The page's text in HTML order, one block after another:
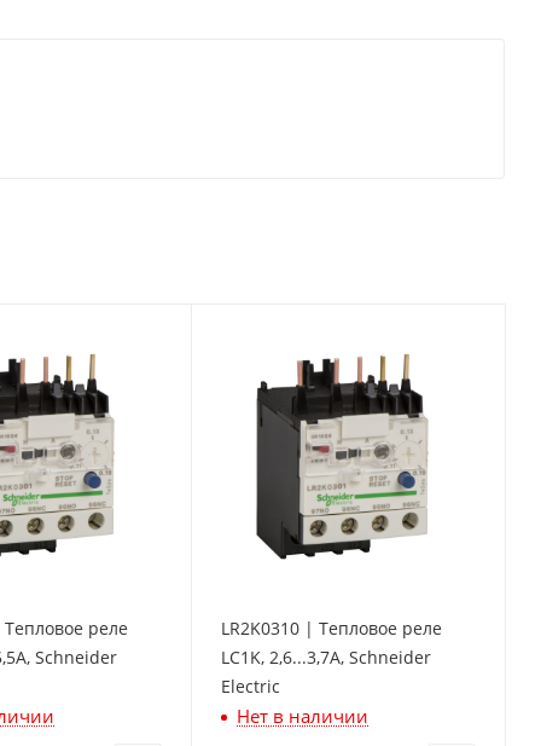
реле
Schneider
LR2K0310 | Тепловое реле
LC1K, 2,6...3,7A, Schneider
Electric
Нет в наличии